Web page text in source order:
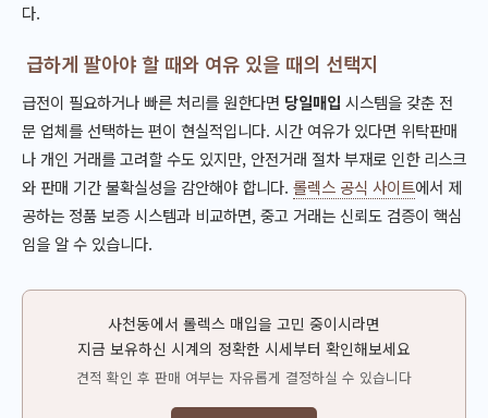
다.
급하게 팔아야 할 때와 여유 있을 때의 선택지
급전이 필요하거나 빠른 처리를 원한다면 당일매입 시스템을 갖춘 전
문 업체를 선택하는 편이 현실적입니다. 시간 여유가 있다면 위탁판매
나 개인 거래를 고려할 수도 있지만, 안전거래 절차 부재로 인한 리스크
와 판매 기간 불확실성을 감안해야 합니다. 롤렉스 공식 사이트에서 제
공하는 정품 보증 시스템과 비교하면, 중고 거래는 신뢰도 검증이 핵심
임을 알 수 있습니다.
사천동에서 롤렉스 매입을 고민 중이시라면
지금 보유하신 시계의 정확한 시세부터 확인해보세요
견적 확인 후 판매 여부는 자유롭게 결정하실 수 있습니다